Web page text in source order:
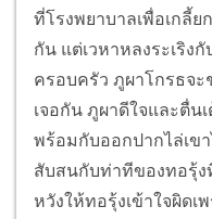
ที่โรงพยาบาลเพื่อเกลี้
กัน แต่เวหาหลงระเริง
ครอบครัว ภูผาโกรธจะ
เจอกัน ภูผาดีใจและตื่น
พร้อมกับออกปากไล่เข
สับสนกับท่าทีของทอรุ้ง
หวังให้ทอรุ้งเข้าใจผิด